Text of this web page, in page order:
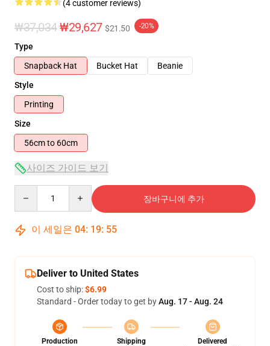
(4 customer reviews)
₩37,034₩29,627 $21.50 -20%
Type
Snapback Hat
Bucket Hat
Beanie
Style
Printing
Size
56cm to 60cm
사이즈 가이드 보기
장바구니에 추가
이 세일은 04: 19: 54
Deliver to United States
Cost to ship:$6.99
Standard - Order today to get byAug. 17 - Aug. 24
Production
Shipping
Delivered